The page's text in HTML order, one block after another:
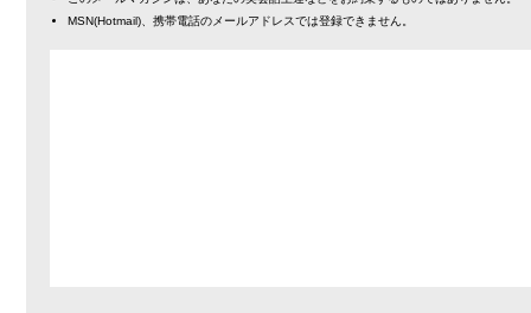
MSN(Hotmail)、携帯電話のメールアドレスでは登録できません。